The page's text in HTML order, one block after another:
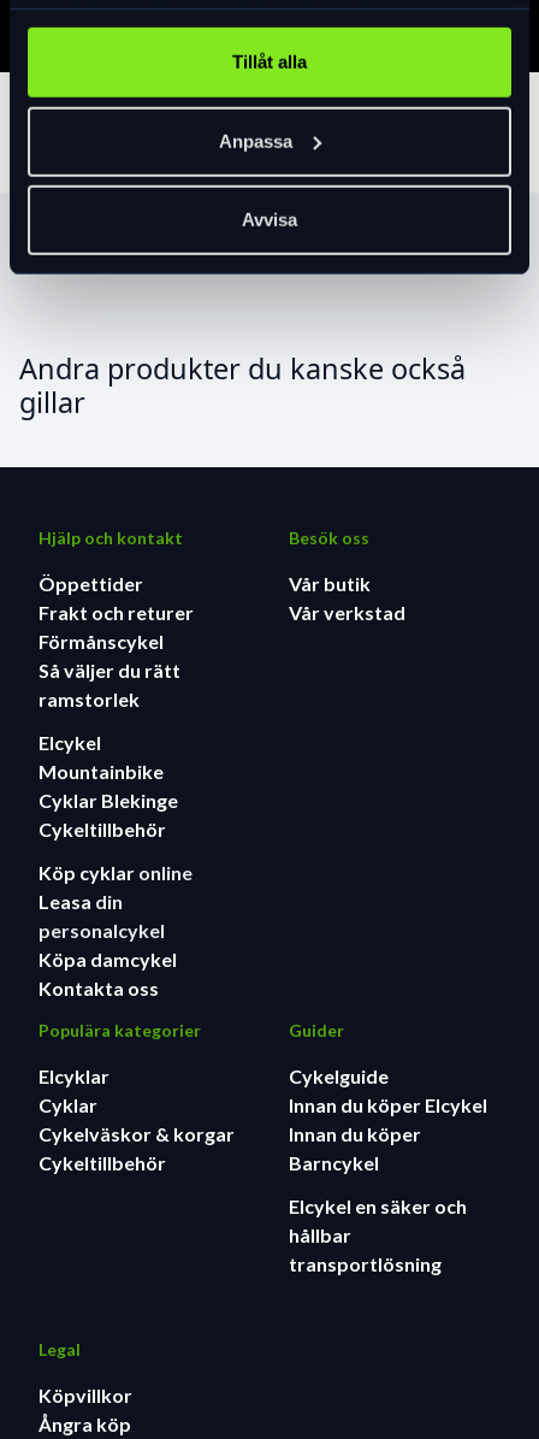
Tillåt alla
Anpassa
Avvisa
Produktrekommendationer
Andra produkter du kanske också
gillar
Hjälp och kontakt
Öppettider
Frakt och returer
Förmånscykel
Så väljer du rätt
ramstorlek
Elcykel
Mountainbike
Cyklar Blekinge
Cykeltillbehör
Köp cyklar online
Leasa din
personalcykel
Köpa damcykel
Kontakta oss
Besök oss
Vår butik
Vår verkstad
Populära kategorier
Elcyklar
Cyklar
Cykelväskor & korgar
Cykeltillbehör
Guider
Cykelguide
Innan du köper Elcykel
Innan du köper
Barncykel
Elcykel en säker och
hållbar
transportlösning
Legal
Köpvillkor
Ångra köp